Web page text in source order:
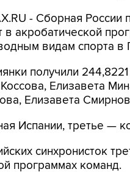
- Сборная
в акробатической
видам спорта в
получили
Елизавета
Елизавета
Испании, третье —
синхронисток
программах команд.